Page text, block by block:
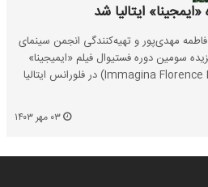
ایتالیا شد
فاطمه مهدی‌پور و تهیه‌کنندگی انجمن سینمای
سومین دوره فستیوال فیلم‌‌ «ایمیجینا»
(Immagina Florence International Film Festival) در فلورانس ایتالیا